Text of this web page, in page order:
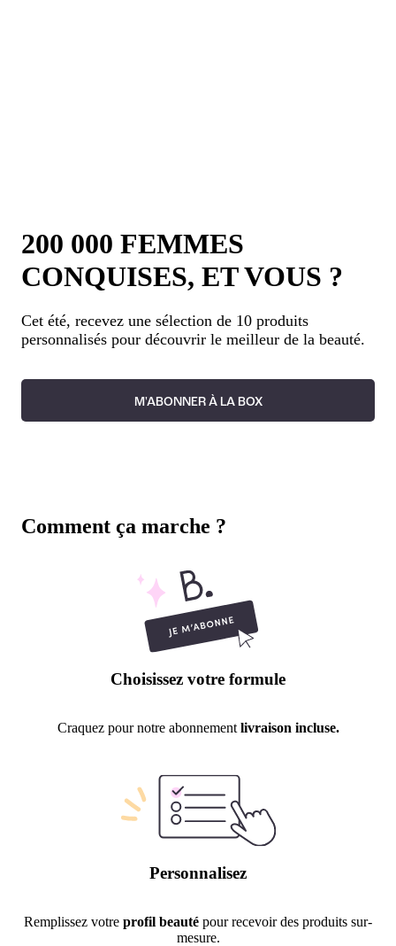
200 000 FEMMES
CONQUISES, ET VOUS ?
Cet été, recevez une sélection de 10 produits
personnalisés pour découvrir le meilleur de la beauté.
M'ABONNER À LA BOX
Comment ça marche ?
Choisissez votre formule
Craquez pour notre abonnement livraison incluse.
Personnalisez
Remplissez votre profil beauté pour recevoir des produits sur-
mesure.